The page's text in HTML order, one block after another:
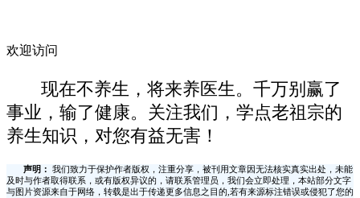
欢迎访问
现在不养生，将来养医生。千万别赢了
事业，输了健康。关注我们，学点老祖宗的
养生知识，对您有益无害！
声明：
我们致力于保护作者版权，注重分享，被刊用文章因无法核实真实出处，未能
及时与作者取得联系，或有版权异议的，请联系管理员，我们会立即处理，本站部分文字
与图片资源来自于网络，转载是出于传递更多信息之目的,若有来源标注错误或侵犯了您的